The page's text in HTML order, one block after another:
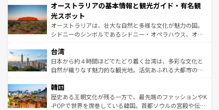
部のニューオーリンズでは、音楽と美食が融合した独特の
文化が魅力。旅行者はアメリカの各地域で異なる魅力を楽
しみながら、その多様性と豊かな歴史を感じることができ
るだろう。車でのロードトリップや列車の旅も、アメリカ
情報は
ワイ島は見逃せない。また、定番の観光地といえばオアフ
島だが、静かな自然を求めるならマウイ島やカウアイ島が
おすすめ。エメラルドグリーンに輝く海をはじめ、豊かな
文化や歴史が息づいている。「アロハスピリット」と呼ば
人々、おいしいローカルフードやハワイアンミュージッ
ク、伝統的なフラダンスなど、すべてがハワイの魅力を彩
っている。訪れるたびに新しい発見と感動が待っているハ
はコンテンツ一覧
オーストラリアの基本情報と観光ガイド・有名観
光スポット
オーストラリアは、壮大な自然と多様な文化が魅力の国。
シドニーのシンボルであるシドニー・オペラハウス、オー
リアリーフや大陸中央部にそびえるウルル（エアーズロッ
ク）、タスマニアの美しい原生林やケアンズの熱帯雨林な
ど、見どころがたくさん。また、カフェやワイン、オージ
いる。アクティビティも充実しており、サーフィンやダイ
ビング、ハイキングなど、アウトドア好きにはたまらな
い。オーストラリアの多彩な魅力を存分に味わいつくそ
台湾
日本から約４時間ほどでたどり着く台湾は、多彩な文化と
自然が織りなす魅力的な観光地。活気あふれる大都市の台
ン）、静ひつな山岳地帯である台湾東部など、都市の喧騒
と山間の静けさが共存しており、訪れる人に新しい発見と
驚きをもたらしてくれる。また、奥深い台湾の食文化も魅
韓国
歴史ある王朝文化が残る一方で、最先端のファッションやK
-POPで世界を席巻している韓国。首都ソウルの宮殿や伝統